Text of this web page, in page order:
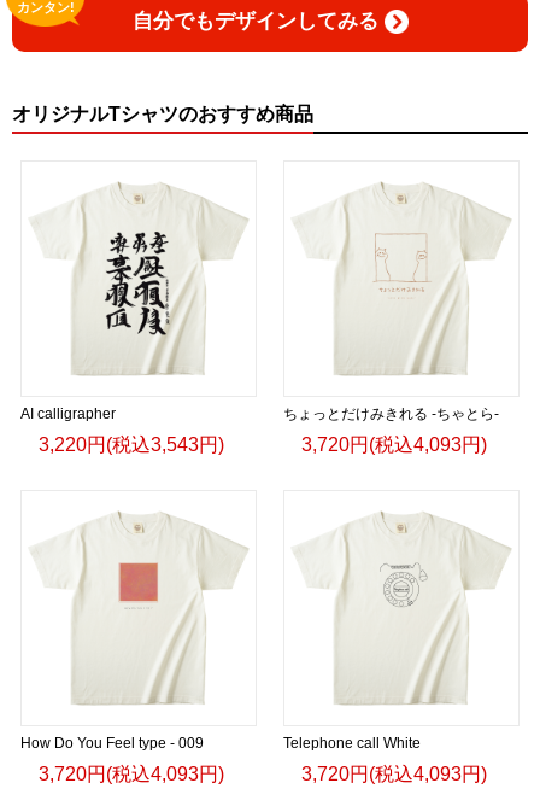
自分でもデザインしてみる
カンタン!
オリジナルTシャツのおすすめ商品
AI calligrapher
3,220円(税込3,543円)
ちょっとだけみきれる -ちゃとら-
3,720円(税込4,093円)
How Do You Feel type - 009
3,720円(税込4,093円)
Telephone call White
3,720円(税込4,093円)